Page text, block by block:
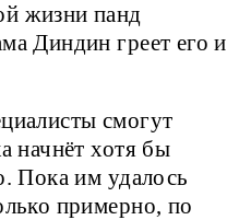
жизни панд
Диндин греет его и
смогут
начнёт хотя бы
Пока им удалось
примерно, по